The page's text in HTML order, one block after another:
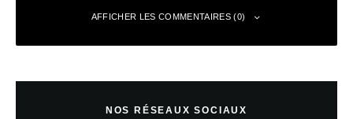
AFFICHER LES COMMENTAIRES (0)
NOS RÉSEAUX SOCIAUX